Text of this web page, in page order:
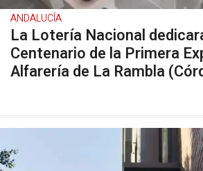
ANDALUCÍA
La Lotería Nacional
Centenario de la Primera
Alfarería de La Rambla